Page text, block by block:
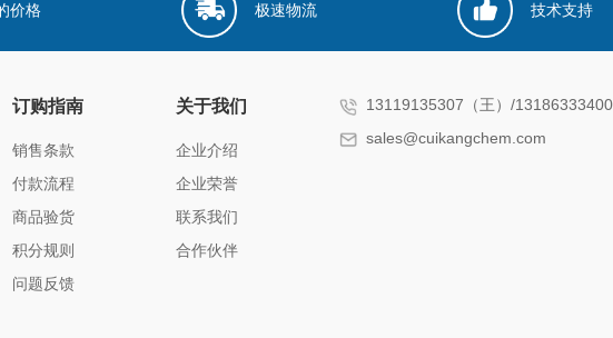
价格 极速物流 技术支持
订购指南
销售条款
付款流程
商品验货
积分规则
问题反馈
关于我们
企业介绍
企业荣誉
联系我们
合作伙伴
13119135307（王）/
sales@cuikangchem.com